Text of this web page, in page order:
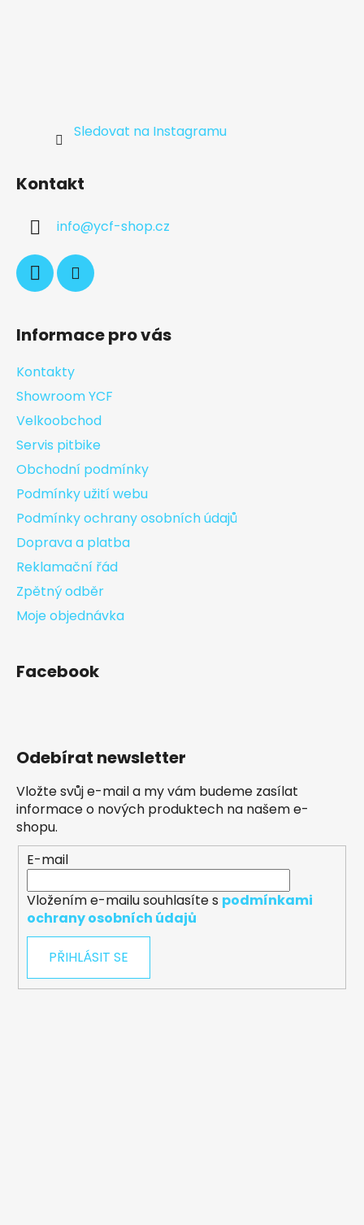
Sledovat na Instagramu
Kontakt
info@ycf-shop.cz
Informace pro vás
Kontakty
Showroom YCF
Velkoobchod
Servis pitbike
Obchodní podmínky
Podmínky užití webu
Podmínky ochrany osobních údajů
Doprava a platba
Reklamační řád
Zpětný odběr
Moje objednávka
Facebook
Odebírat newsletter
Vložte svůj e-mail a my vám budeme zasílat
informace o nových produktech na našem e-
shopu.
E-mail
Vložením e-mailu souhlasíte s podmínkami
ochrany osobních údajů
PŘIHLÁSIT SE